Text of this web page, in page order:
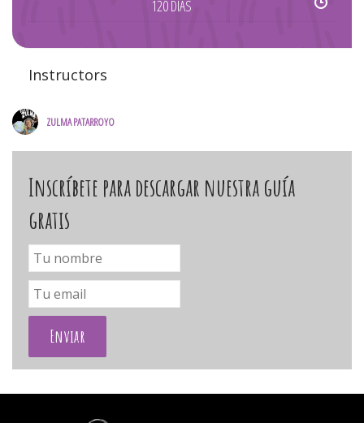
120 DÍAS
Instructors
ZULMA PATARROYO
Inscríbete para descargar nuestra guía
gratis